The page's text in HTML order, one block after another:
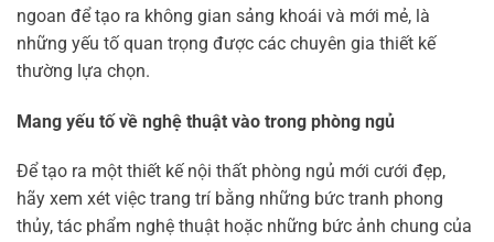
ngoan để tạo ra không gian sảng khoái và mới mẻ, là
những yếu tố quan trọng được các chuyên gia thiết kế
thường lựa chọn.
Mang yếu tố về nghệ thuật vào trong phòng ngủ
Để tạo ra một thiết kế nội thất phòng ngủ mới cưới đẹp,
hãy xem xét việc trang trí bằng những bức tranh phong
thủy, tác phẩm nghệ thuật hoặc những bức ảnh chung của